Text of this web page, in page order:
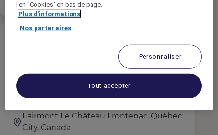
Plongeur·euse (H/F/D) -
Saisonnier
Fairmont Le Château Frontenac, Québec
City, Canada
lien "Cookies" en bas de page.
Plus d'informations
Nos partenaires
Personnaliser
Tout accepter